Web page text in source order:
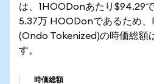
は、1HOODonあたり$94.29
5.37万 HOODonであるため
(Ondo Tokenized)の時価総額
す。
時価総額